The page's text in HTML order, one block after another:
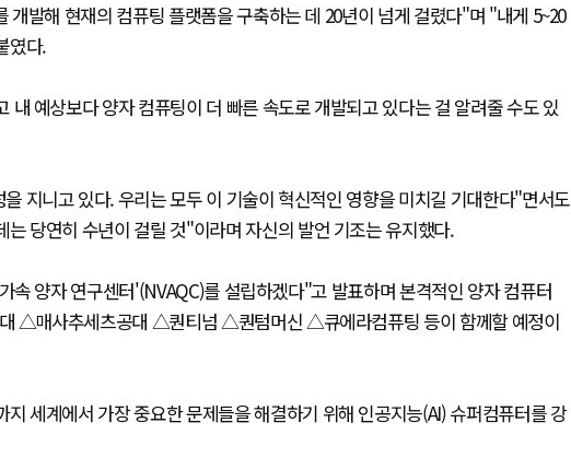
발해 현재의 컴퓨팅 플랫폼을 구축하는 데 20년이 넘게 걸렸다"며 "내게 5~20
였다.
내 예상보다 양자 컴퓨팅이 더 빠른 속도로 개발되고 있다는 걸 알려줄 수도 있
지니고 있다. 우리는 모두 이 기술이 혁신적인 영향을 미치길 기대한다"면서도
당연히 수년이 걸릴 것"이라며 자신의 발언 기조는 유지했다.
속 양자 연구센터'(NVAQC)를 설립하겠다"고 발표하며 본격적인 양자 컴퓨터
△매사추세츠공대 △퀀티넘 △퀀텀머신 △큐에라컴퓨팅 등이 함께할 예정이
세계에서 가장 중요한 문제들을 해결하기 위해 인공지능(AI) 슈퍼컴퓨터를 강